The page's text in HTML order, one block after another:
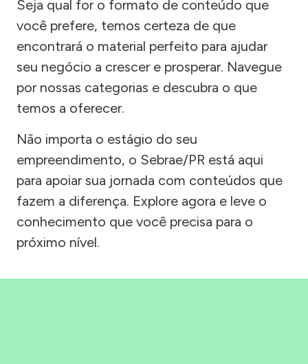
Seja qual for o formato de conteúdo que
você prefere, temos certeza de que
encontrará o material perfeito para ajudar
seu negócio a crescer e prosperar. Navegue
por nossas categorias e descubra o que
temos a oferecer.
Não importa o estágio do seu
empreendimento, o Sebrae/PR está aqui
para apoiar sua jornada com conteúdos que
fazem a diferença. Explore agora e leve o
conhecimento que você precisa para o
próximo nível.